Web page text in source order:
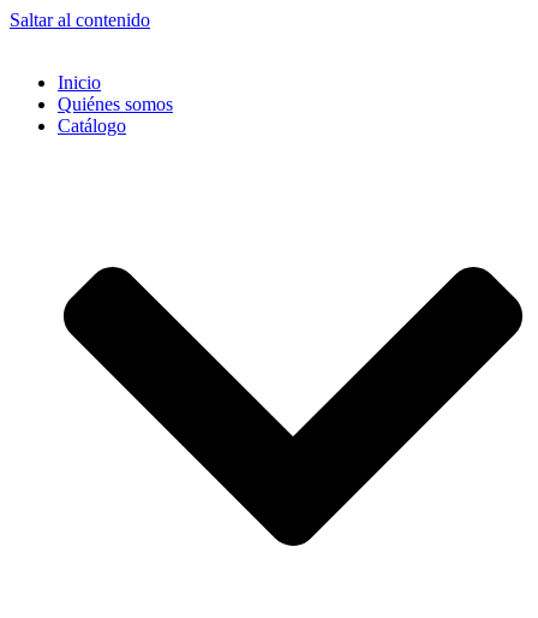
Saltar al contenido
Inicio
Quiénes somos
Catálogo